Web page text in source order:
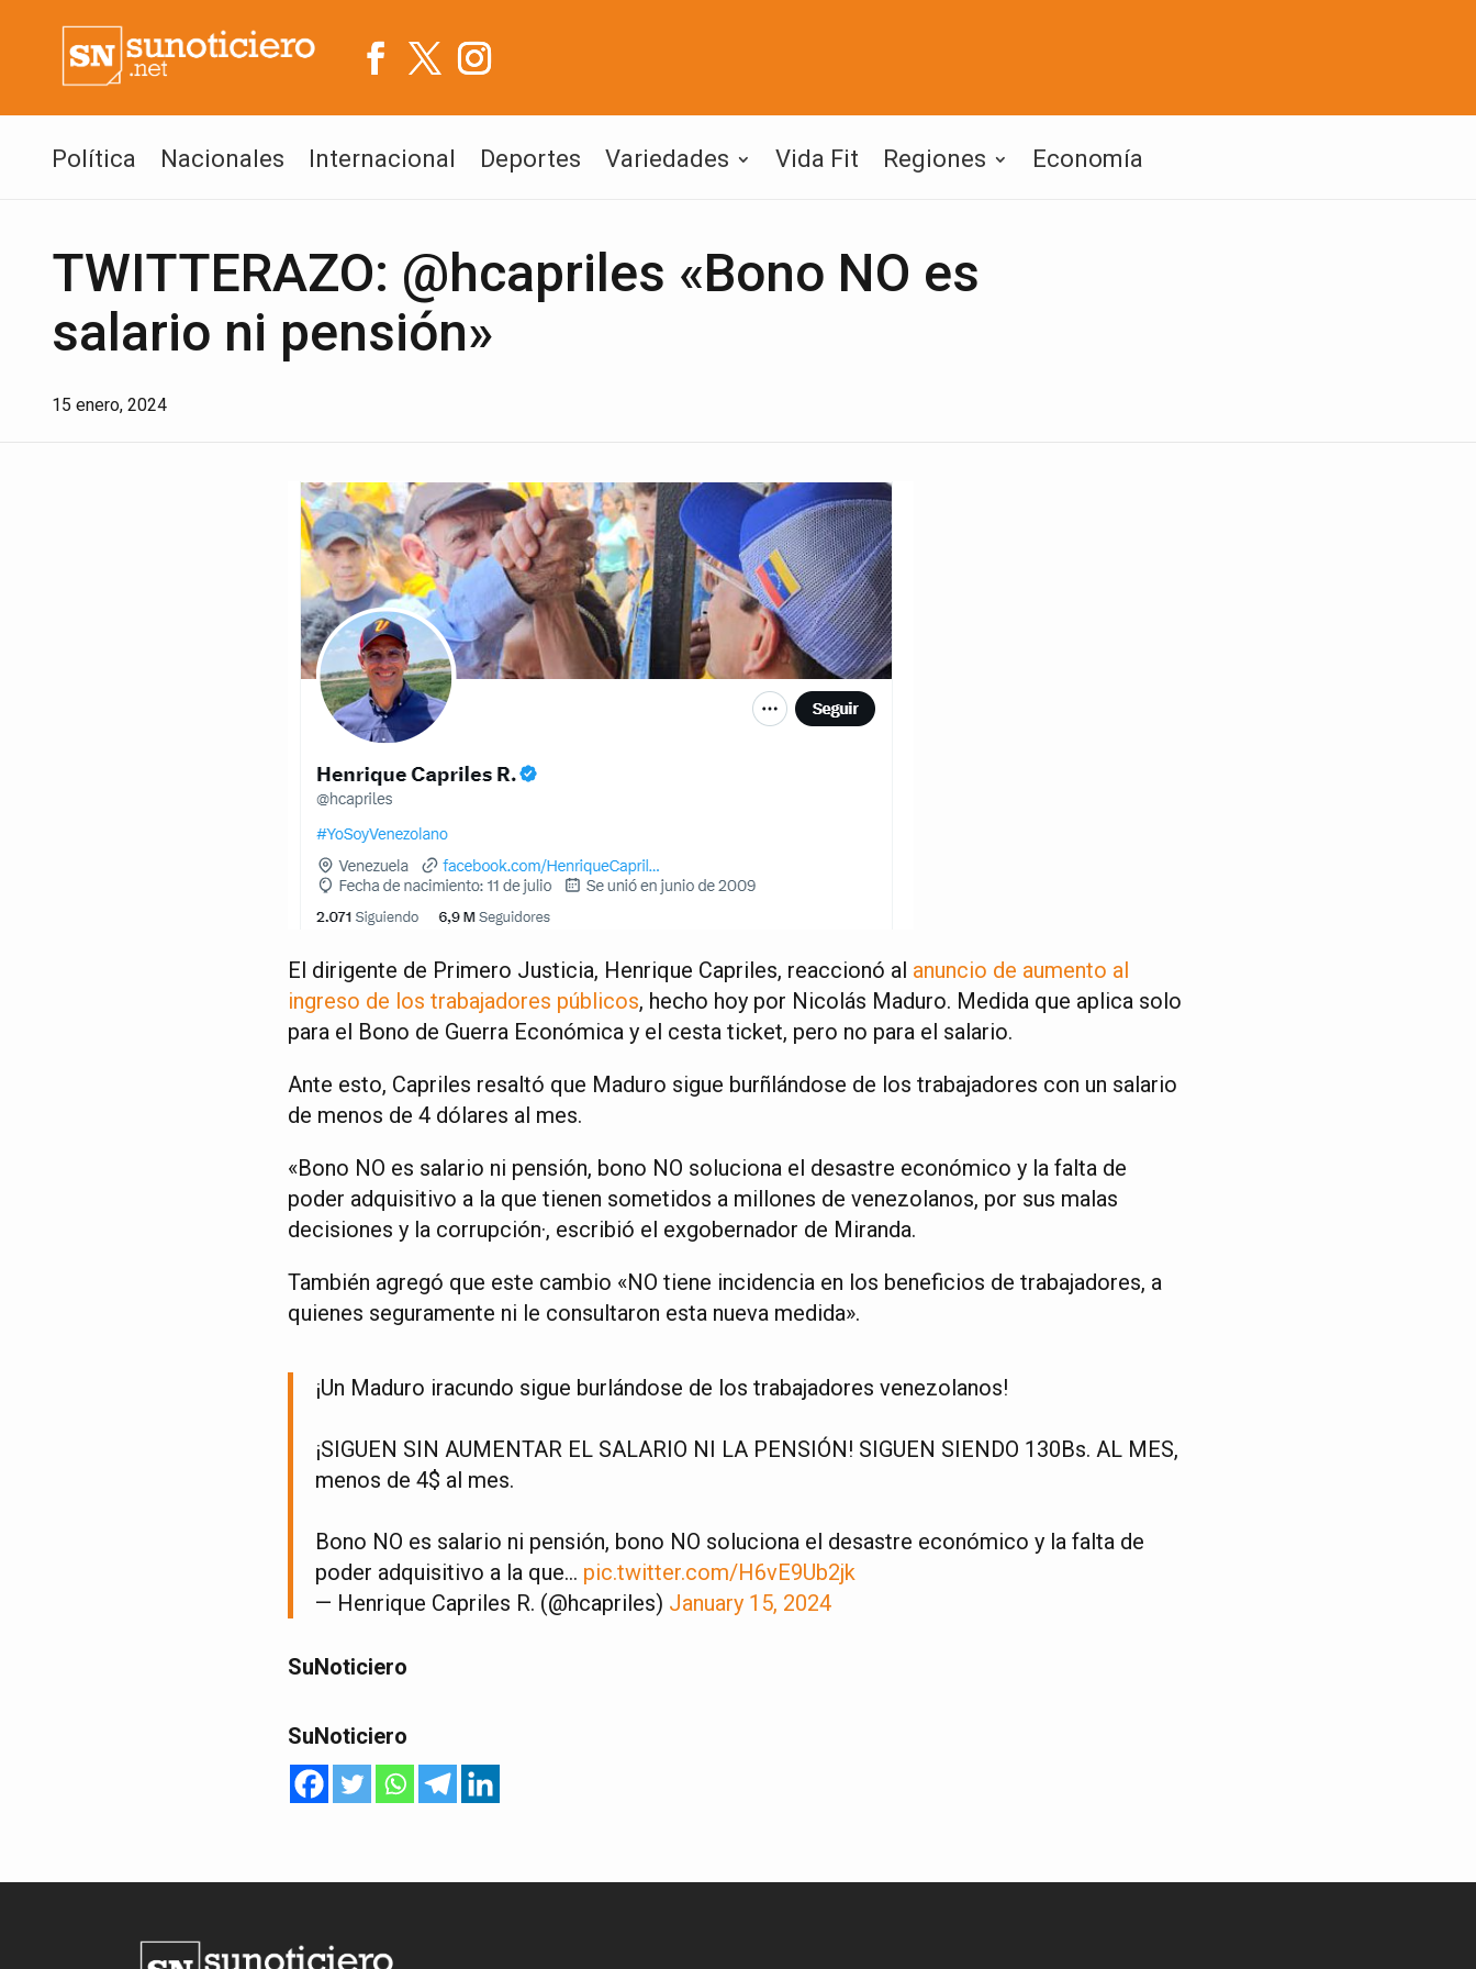
Política Nacionales Internacional Deportes Variedades Vida Fit Regiones Economía
TWITTERAZO: @hcapriles «Bono NO es
salario ni pensión»
15 enero, 2024
El dirigente de Primero Justicia, Henrique Capriles, reaccionó al anuncio de aumento al
ingreso de los trabajadores públicos, hecho hoy por Nicolás Maduro. Medida que aplica solo
para el Bono de Guerra Económica y el cesta ticket, pero no para el salario.
Ante esto, Capriles resaltó que Maduro sigue burñlándose de los trabajadores con un salario
de menos de 4 dólares al mes.
«Bono NO es salario ni pensión, bono NO soluciona el desastre económico y la falta de
poder adquisitivo a la que tienen sometidos a millones de venezolanos, por sus malas
decisiones y la corrupción·, escribió el exgobernador de Miranda.
También agregó que este cambio «NO tiene incidencia en los beneficios de trabajadores, a
quienes seguramente ni le consultaron esta nueva medida».
¡Un Maduro iracundo sigue burlándose de los trabajadores venezolanos!
¡SIGUEN SIN AUMENTAR EL SALARIO NI LA PENSIÓN! SIGUEN SIENDO 130Bs. AL MES,
menos de 4$ al mes.
Bono NO es salario ni pensión, bono NO soluciona el desastre económico y la falta de
poder adquisitivo a la que… pic.twitter.com/H6vE9Ub2jk
— Henrique Capriles R. (@hcapriles) January 15, 2024
SuNoticiero
SuNoticiero